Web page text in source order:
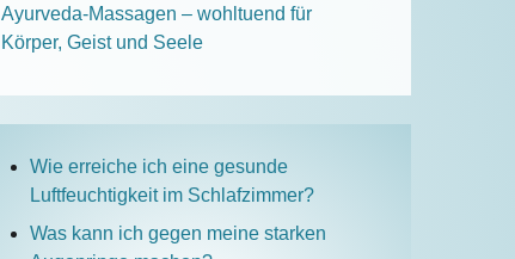
Ayurveda-Massagen – wohltuend für
Körper, Geist und Seele
Wie erreiche ich eine gesunde
Luftfeuchtigkeit im Schlafzimmer?
Was kann ich gegen meine starken